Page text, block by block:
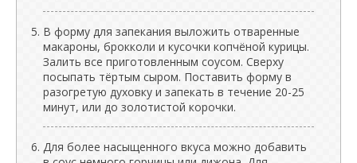
В форму для запекания выложить отваренные
макароны, брокколи и кусочки копчёной курицы.
Залить все приготовленным соусом. Сверху
посыпать тёртым сыром. Поставить форму в
разогретую духовку и запекать в течение 20-25
минут, или до золотистой корочки.
Для более насыщенного вкуса можно добавить